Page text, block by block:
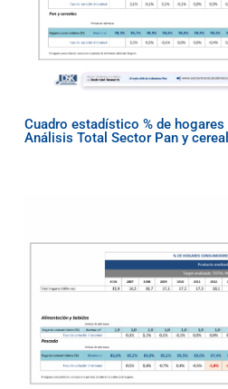
Cuadro estadístico % de
Análisis Total Sector Pan y